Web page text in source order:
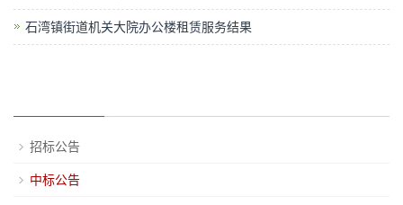
石湾镇街道机关大院办公楼租赁服务结果
招标公告
中标公告